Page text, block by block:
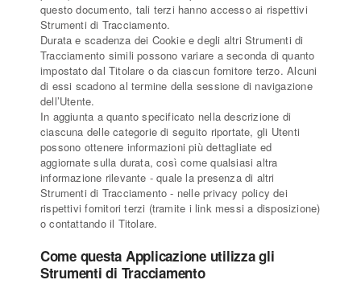
questo documento, tali terzi hanno accesso ai rispettivi
Strumenti di Tracciamento.
Durata e scadenza dei Cookie e degli altri Strumenti di
Tracciamento simili possono variare a seconda di quanto
impostato dal Titolare o da ciascun fornitore terzo. Alcuni
di essi scadono al termine della sessione di navigazione
dell’Utente.
In aggiunta a quanto specificato nella descrizione di
ciascuna delle categorie di seguito riportate, gli Utenti
possono ottenere informazioni più dettagliate ed
aggiornate sulla durata, così come qualsiasi altra
informazione rilevante - quale la presenza di altri
Strumenti di Tracciamento - nelle privacy policy dei
rispettivi fornitori terzi (tramite i link messi a disposizione)
o contattando il Titolare.
Come questa Applicazione utilizza gli
Strumenti di Tracciamento